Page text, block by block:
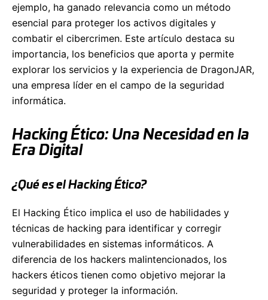
ejemplo, ha ganado relevancia como un método
esencial para proteger los activos digitales y
combatir el cibercrimen. Este artículo destaca su
importancia, los beneficios que aporta y permite
explorar los servicios y la experiencia de DragonJAR,
una empresa líder en el campo de la seguridad
informática.
Hacking Ético: Una Necesidad en la
Era Digital
¿Qué es el Hacking Ético?
El Hacking Ético implica el uso de habilidades y
técnicas de hacking para identificar y corregir
vulnerabilidades en sistemas informáticos. A
diferencia de los hackers malintencionados, los
hackers éticos tienen como objetivo mejorar la
seguridad y proteger la información.